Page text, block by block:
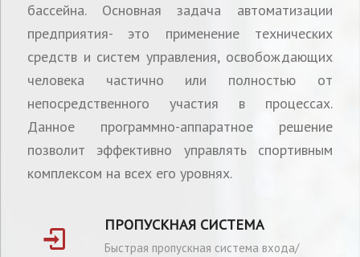
бассейна. Основная задача автоматизации
предприятия- это применение технических
средств и систем управления, освобождающих
человека частично или полностью от
непосредственного участия в процессах.
Данное программно-аппаратное решение
позволит эффективно управлять спортивным
комплексом на всех его уровнях.
ПРОПУСКНАЯ СИСТЕМА
Быстрая пропускная система входа/